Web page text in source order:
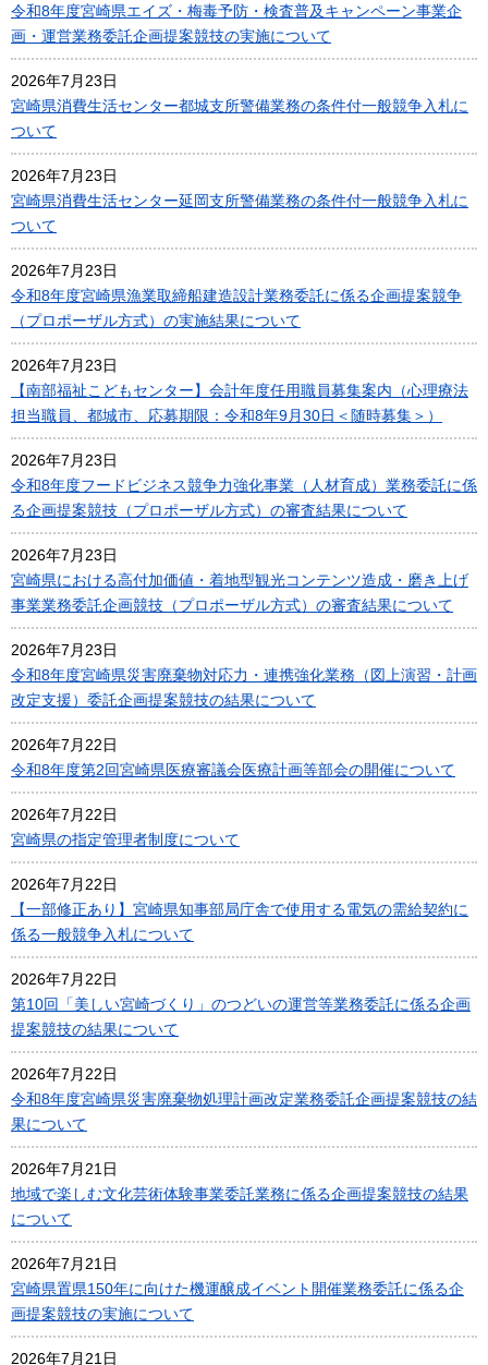
令和8年度宮崎県エイズ・梅毒予防・検査普及キャンペーン事業企
画・運営業務委託企画提案競技の実施について
2026年7月23日
宮崎県消費生活センター都城支所警備業務の条件付一般競争入札に
ついて
2026年7月23日
宮崎県消費生活センター延岡支所警備業務の条件付一般競争入札に
ついて
2026年7月23日
令和8年度宮崎県漁業取締船建造設計業務委託に係る企画提案競争
（プロポーザル方式）の実施結果について
2026年7月23日
【南部福祉こどもセンター】会計年度任用職員募集案内（心理療法
担当職員、都城市、応募期限：令和8年9月30日＜随時募集＞）
2026年7月23日
令和8年度フードビジネス競争力強化事業（人材育成）業務委託に係
る企画提案競技（プロポーザル方式）の審査結果について
2026年7月23日
宮崎県における高付加価値・着地型観光コンテンツ造成・磨き上げ
事業業務委託企画競技（プロポーザル方式）の審査結果について
2026年7月23日
令和8年度宮崎県災害廃棄物対応力・連携強化業務（図上演習・計画
改定支援）委託企画提案競技の結果について
2026年7月22日
令和8年度第2回宮崎県医療審議会医療計画等部会の開催について
2026年7月22日
宮崎県の指定管理者制度について
2026年7月22日
【一部修正あり】宮崎県知事部局庁舎で使用する電気の需給契約に
係る一般競争入札について
2026年7月22日
第10回「美しい宮崎づくり」のつどいの運営等業務委託に係る企画
提案競技の結果について
2026年7月22日
令和8年度宮崎県災害廃棄物処理計画改定業務委託企画提案競技の結
果について
2026年7月21日
地域で楽しむ文化芸術体験事業委託業務に係る企画提案競技の結果
について
2026年7月21日
宮崎県置県150年に向けた機運醸成イベント開催業務委託に係る企
画提案競技の実施について
2026年7月21日